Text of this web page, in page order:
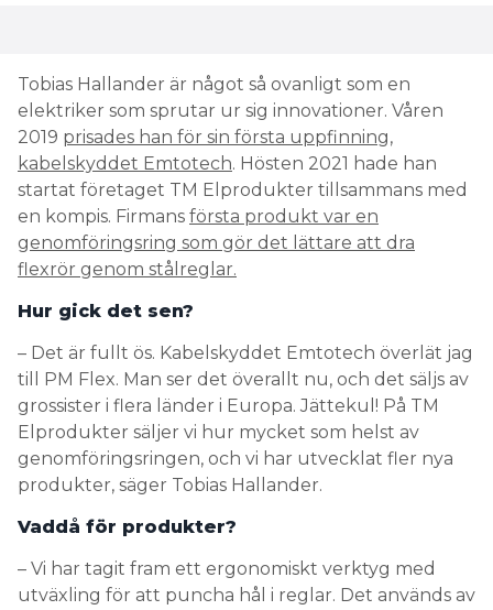
Tobias Hallander är något så ovanligt som en
elektriker som sprutar ur sig innovationer. Våren
2019 prisades han för sin första uppfinning,
kabelskyddet Emtotech. Hösten 2021 hade han
startat företaget TM Elprodukter tillsammans med
en kompis. Firmans första produkt var en
genomföringsring som gör det lättare att dra
flexrör genom stålreglar.
Hur gick det sen?
– Det är fullt ös. Kabelskyddet Emtotech överlät jag
till PM Flex. Man ser det överallt nu, och det säljs av
grossister i flera länder i Europa. Jättekul! På TM
Elprodukter säljer vi hur mycket som helst av
genomföringsringen, och vi har utvecklat fler nya
produkter, säger Tobias Hallander.
Vaddå för produkter?
– Vi har tagit fram ett ergonomiskt verktyg med
utväxling för att puncha hål i reglar. Det används av